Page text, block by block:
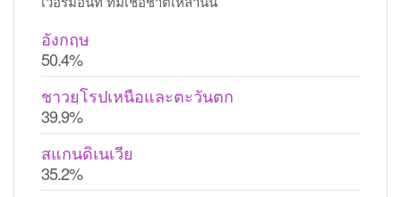
อังกฤษ
50.4%
ชาวยุโรปเหนือและตะวันตก
39.9%
สแกนดิเนเวีย
35.2%